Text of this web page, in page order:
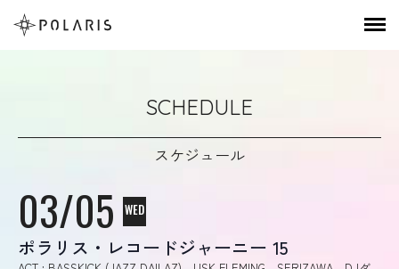
SCHEDULE
スケジュール
03/05 WED
ポラリス・レコードジャーニー 15